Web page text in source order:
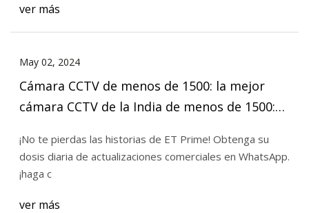
ver más
May 02, 2024
Cámara CCTV de menos de 1500: la mejor
cámara CCTV de la India de menos de 1500:
¡No te pierdas las historias de ET Prime! Obtenga su
dosis diaria de actualizaciones comerciales en WhatsApp.
¡haga c
ver más